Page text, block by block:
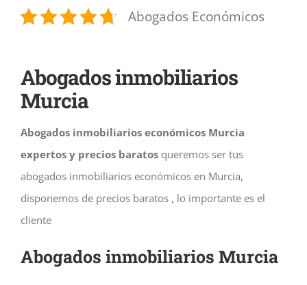
Abogados Económicos
Abogados inmobiliarios
Murcia
Abogados inmobiliarios económicos Murcia
expertos y precios baratosqueremos ser tus
abogados inmobiliarios económicos en Murcia,
disponemos de precios baratos , lo importante es el
cliente
Abogados inmobiliarios Murcia